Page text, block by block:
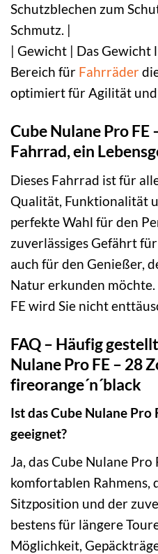
Schutzblechen zum
Schmutz. |
| Gewicht | Das Gewicht
Bereich für Fahrräder
optimiert für Agilität und
Cube Nulane Pro FE
Fahrrad, ein
Dieses Fahrrad ist für
Qualität, Funktionalität
perfekte Wahl für den
zuverlässiges Gefährt
auch für den Genießer,
Natur erkunden möchte.
FE wird Sie nicht
FAQ – Häufig
Nulane Pro FE – 28
fireorange´n´black
Ist das Cube Nulane Pro
geeignet?
Ja, das Cube Nulane Pro
komfortablen Rahmens,
Sitzposition und der
bestens für längere
Möglichkeit,